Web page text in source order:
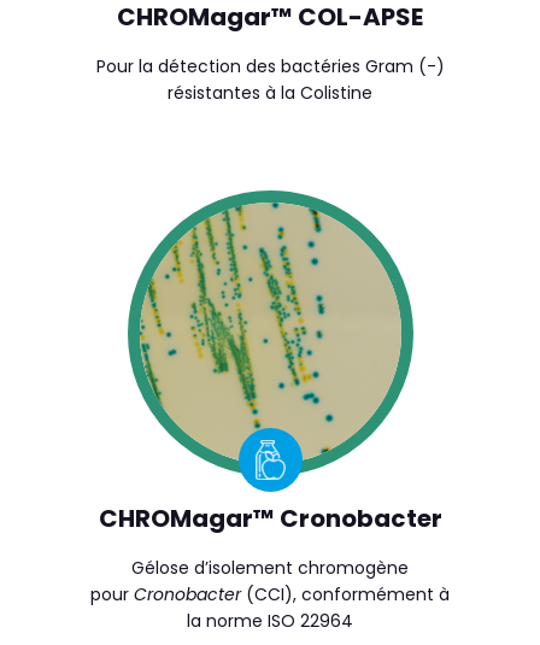
CHROMagar™ COL-APSE
Pour la détection des bactéries Gram (-)
résistantes à la Colistine
CHROMagar™ Cronobacter
Gélose d’isolement chromogène
pour Cronobacter (CCI), conformément à
la norme ISO 22964